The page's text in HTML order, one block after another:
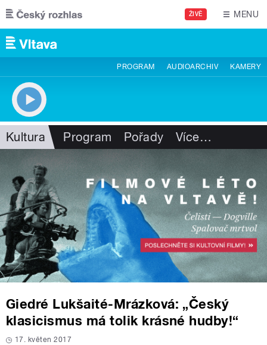
Přejít k hlavnímu obsahu
ŽIVĚ MENU
PROGRAM AUDIOARCHIV KAMERY
Kultura Program Pořady Více…
Giedré Lukšaité-Mrázková: „Český
klasicismus má tolik krásné hudby!“
17. květen 2017